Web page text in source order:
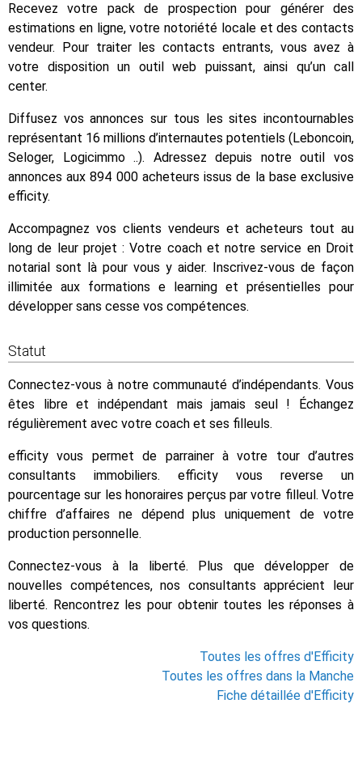
Recevez votre pack de prospection pour générer des
estimations en ligne, votre notoriété locale et des contacts
vendeur. Pour traiter les contacts entrants, vous avez à
votre disposition un outil web puissant, ainsi qu’un call
center.
Diffusez vos annonces sur tous les sites incontournables
représentant 16 millions d’internautes potentiels (Leboncoin,
Seloger, Logicimmo ..). Adressez depuis notre outil vos
annonces aux 894 000 acheteurs issus de la base exclusive
efficity.
Accompagnez vos clients vendeurs et acheteurs tout au
long de leur projet : Votre coach et notre service en Droit
notarial sont là pour vous y aider. Inscrivez-vous de façon
illimitée aux formations e learning et présentielles pour
développer sans cesse vos compétences.
Statut
Connectez-vous à notre communauté d’indépendants. Vous
êtes libre et indépendant mais jamais seul ! Échangez
régulièrement avec votre coach et ses filleuls.
efficity vous permet de parrainer à votre tour d’autres
consultants immobiliers. efficity vous reverse un
pourcentage sur les honoraires perçus par votre filleul. Votre
chiffre d’affaires ne dépend plus uniquement de votre
production personnelle.
Connectez-vous à la liberté. Plus que développer de
nouvelles compétences, nos consultants apprécient leur
liberté. Rencontrez les pour obtenir toutes les réponses à
vos questions.
Toutes les offres d'Efficity
Toutes les offres dans la Manche
Fiche détaillée d'Efficity